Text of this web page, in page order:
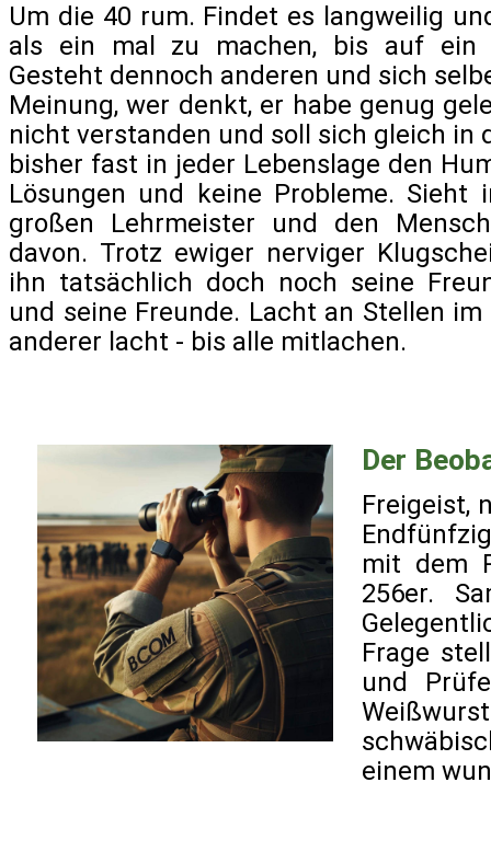
Um die 40 rum. Findet es langweilig
als ein mal zu machen, bis auf ein
Gesteht dennoch anderen und sich
Meinung, wer denkt, er habe genug
nicht verstanden und soll sich gleich in
bisher fast in jeder Lebenslage den
Lösungen und keine Probleme. Sieht
großen Lehrmeister und den
davon. Trotz ewiger nerviger
ihn tatsächlich doch noch seine
und seine Freunde. Lacht an Stellen
anderer lacht - bis alle mitlachen.
Der
Freigeist,
mit dem
256er.
Frage
und
einem